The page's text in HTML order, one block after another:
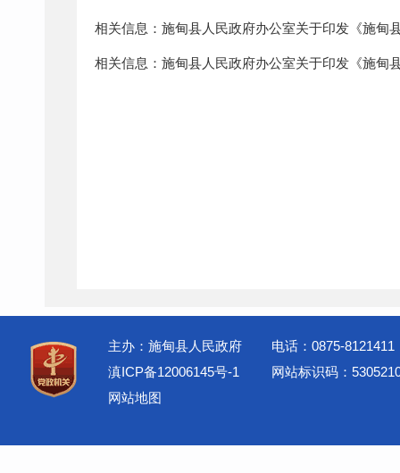
相关信息：施甸县人民政府办公室关于印发《施甸
相关信息：施甸县人民政府办公室关于印发《施甸
主办：施甸县人民政府
电话：0875-8121411
滇ICP备12006145号-1
网站标识码：
网站地图